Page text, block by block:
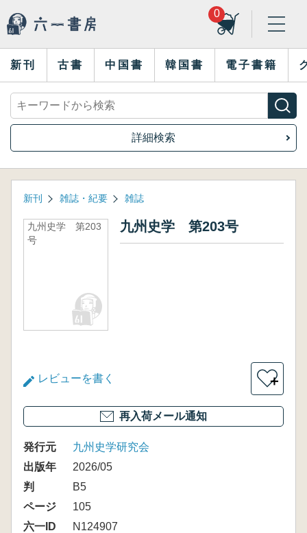
0
新刊 古書 中国書 韓国書 電子書籍
詳細検索
新刊 雑誌・紀要 雑誌
九州史学 第203
号
九州史学 第203号
レビューを書く ＋
再入荷メール通知
発行元
九州史学研究会
出版年
2026/05
判
B5
ページ
105
六一ID
N124907